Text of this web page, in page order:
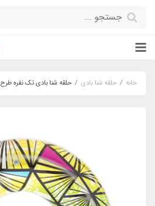
خانه حلقه شنا بادی حلقه شنا بادی تک نفره طرح Stained Glass بست وی 36232